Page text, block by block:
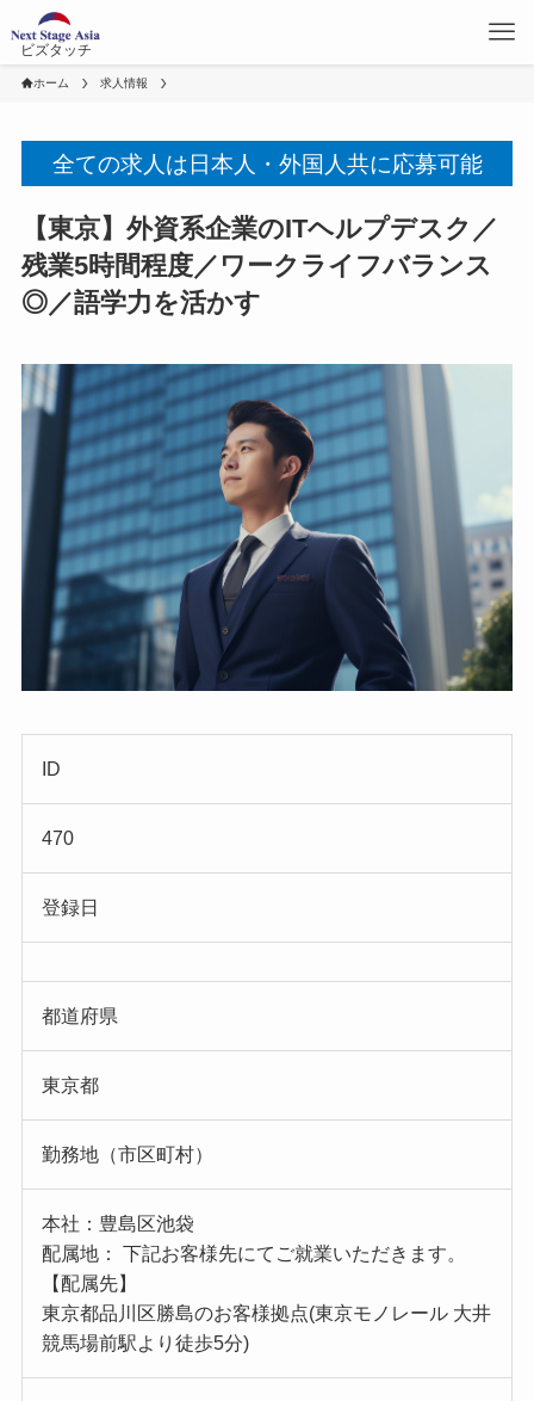
ビズタッチ
ホーム 求人情報
全ての求人は日本人・外国人共に応募可能
【東京】外資系企業のITヘルプデスク／
残業5時間程度／ワークライフバランス
◎／語学力を活かす
ID
470
登録日
都道府県
東京都
勤務地（市区町村）
本社：豊島区池袋
配属地： 下記お客様先にてご就業いただきます。
【配属先】
東京都品川区勝島のお客様拠点(東京モノレール 大井
競馬場前駅より徒歩5分)